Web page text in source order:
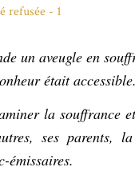
un aveugle en
était accessible.
la souffrance
ses parents,
émissaires.